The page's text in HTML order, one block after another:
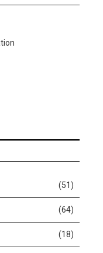
(51)
(64)
(18)